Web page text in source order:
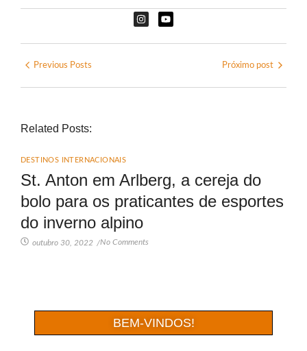
Previous Posts Próximo post
Related Posts:
DESTINOS INTERNACIONAIS
St. Anton em Arlberg, a cereja do
bolo para os praticantes de esportes
do inverno alpino
outubro 30, 2022 /No Comments
BEM-VINDOS!